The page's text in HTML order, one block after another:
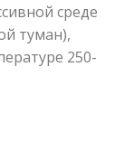
среде
туман),
250-